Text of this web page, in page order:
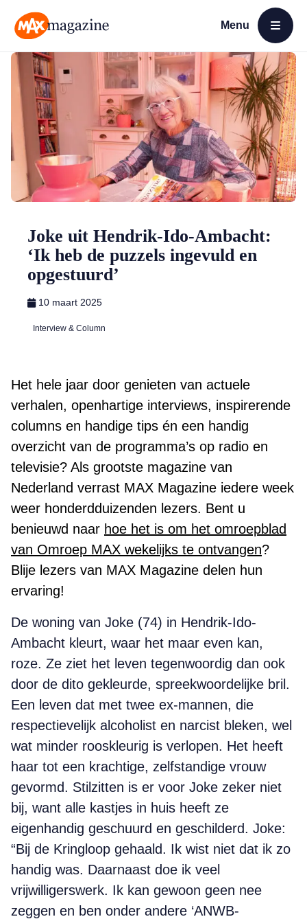
Menu
Open menu
Joke uit Hendrik-Ido-Ambacht:
‘Ik heb de puzzels ingevuld en
opgestuurd’
10 maart 2025
Interview & Column
Het hele jaar door genieten van actuele
verhalen, openhartige interviews, inspirerende
columns en handige tips én een handig
overzicht van de programma’s op radio en
televisie? Als grootste magazine van
Nederland verrast MAX Magazine iedere week
weer honderdduizenden lezers. Bent u
benieuwd naar hoe het is om het omroepblad
van Omroep MAX wekelijks te ontvangen?
Blije lezers van MAX Magazine delen hun
ervaring!
De woning van Joke (74) in Hendrik-Ido-
Ambacht kleurt, waar het maar even kan,
roze. Ze ziet het leven tegenwoordig dan ook
door de dito gekleurde, spreekwoordelijke bril.
Een leven dat met twee ex-mannen, die
respectievelijk alcoholist en narcist bleken, wel
wat minder rooskleurig is verlopen. Het heeft
haar tot een krachtige, zelfstandige vrouw
gevormd. Stilzitten is er voor Joke zeker niet
bij, want alle kastjes in huis heeft ze
eigenhandig geschuurd en geschilderd. Joke:
“Bij de Kringloop gehaald. Ik wist niet dat ik zo
handig was. Daarnaast doe ik veel
vrijwilligerswerk. Ik kan gewoon geen nee
zeggen en ben onder andere ‘ANWB-